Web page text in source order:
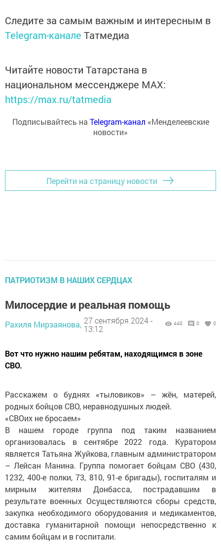
Следите за самым важным и интересным в
Telegram-канале Татмедиа
Читайте новости Татарстана в
национальном мессенджере MАХ:
https://max.ru/tatmedia
Подписывайтесь на Telegram-канал «Менделеевские
новости»
Перейти на страницу новости
ПАТРИОТИЗМ В НАШИХ СЕРДЦАХ
Милосердие и реальная помощь
Рахиля Мирзаянова, 27 сентября 2024 -
13:12
440 0 0
Вот что нужно нашим ребятам, находящимся в зоне
СВО.
Расскажем о буднях «тыловиков» – жён, матерей,
родных бойцов СВО, неравнодушных людей.
«СВОих не бросаем»
В нашем городе группа под таким названием
организовалась в сентябре 2022 года. Куратором
является Татьяна Жуйкова, главным администратором
– Лейсан Манина. Группа помогает бойцам СВО (430,
1232, 400-е полки, 73, 810, 91-е бригады), госпиталям и
мирным жителям Донбасса, пострадавшим в
результате военных Осуществляются сборы средств,
закупка необходимого оборудования и медикаментов,
доставка гуманитарной помощи непосредственно к
самим бойцам и в госпитали.